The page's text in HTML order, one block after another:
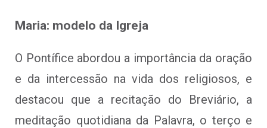
Maria: modelo da Igreja
O Pontífice abordou a importância da oração
e da intercessão na vida dos religiosos, e
destacou que a recitação do Breviário, a
meditação quotidiana da Palavra, o terço e